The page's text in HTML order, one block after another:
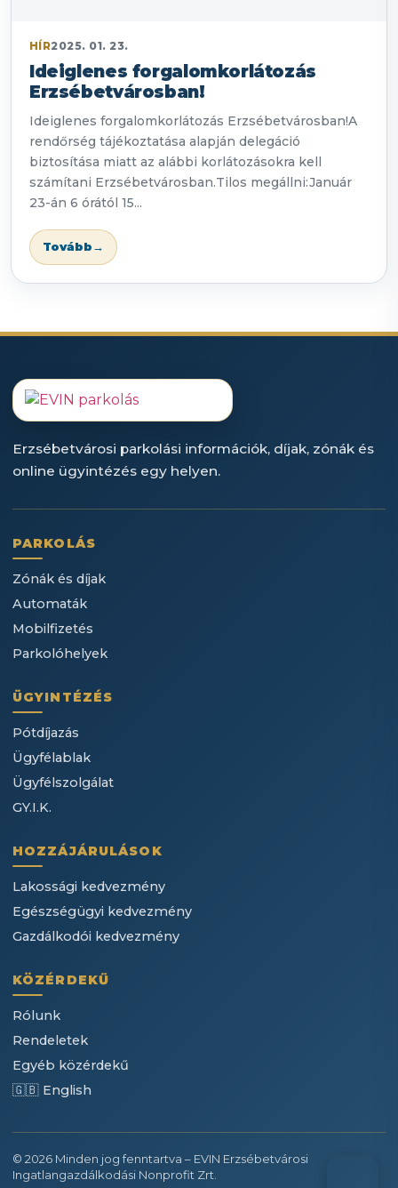
HÍR2025. 01. 23.
Ideiglenes forgalomkorlátozás
Erzsébetvárosban!
Ideiglenes forgalomkorlátozás Erzsébetvárosban!A
rendőrség tájékoztatása alapján delegáció
biztosítása miatt az alábbi korlátozásokra kell
számítani Erzsébetvárosban.Tilos megállni:Január
23-án 6 órától 15...
Tovább→
Erzsébetvárosi parkolási információk, díjak, zónák és
online ügyintézés egy helyen.
PARKOLÁS
Zónák és díjak
Automaták
Mobilfizetés
Parkolóhelyek
ÜGYINTÉZÉS
Pótdíjazás
Ügyfélablak
Ügyfélszolgálat
GY.I.K.
HOZZÁJÁRULÁSOK
Lakossági kedvezmény
Egészségügyi kedvezmény
Gazdálkodói kedvezmény
KÖZÉRDEKŰ
Rólunk
Rendeletek
Egyéb közérdekű
🇬🇧 English
© 2026 Minden jog fenntartva – EVIN Erzsébetvárosi
Ingatlangazdálkodási Nonprofit Zrt.